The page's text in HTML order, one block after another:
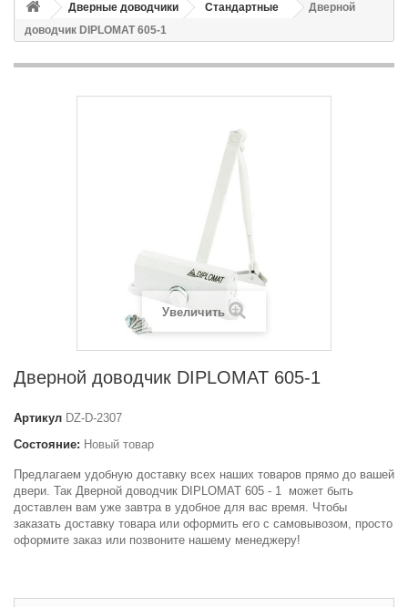
Дверные доводчики Стандартные
Дверной
доводчик DIPLOMAT 605-1
Увеличить
Дверной доводчик DIPLOMAT 605-1
Артикул DZ-D-2307
Состояние: Новый товар
Предлагаем удобную доставку всех наших товаров прямо до вашей
двери. Так Дверной доводчик DIPLOMAT 605 - 1 может быть
доставлен вам уже завтра в удобное для вас время. Чтобы
заказать доставку товара или оформить его с самовывозом, просто
оформите заказ или позвоните нашему менеджеру!